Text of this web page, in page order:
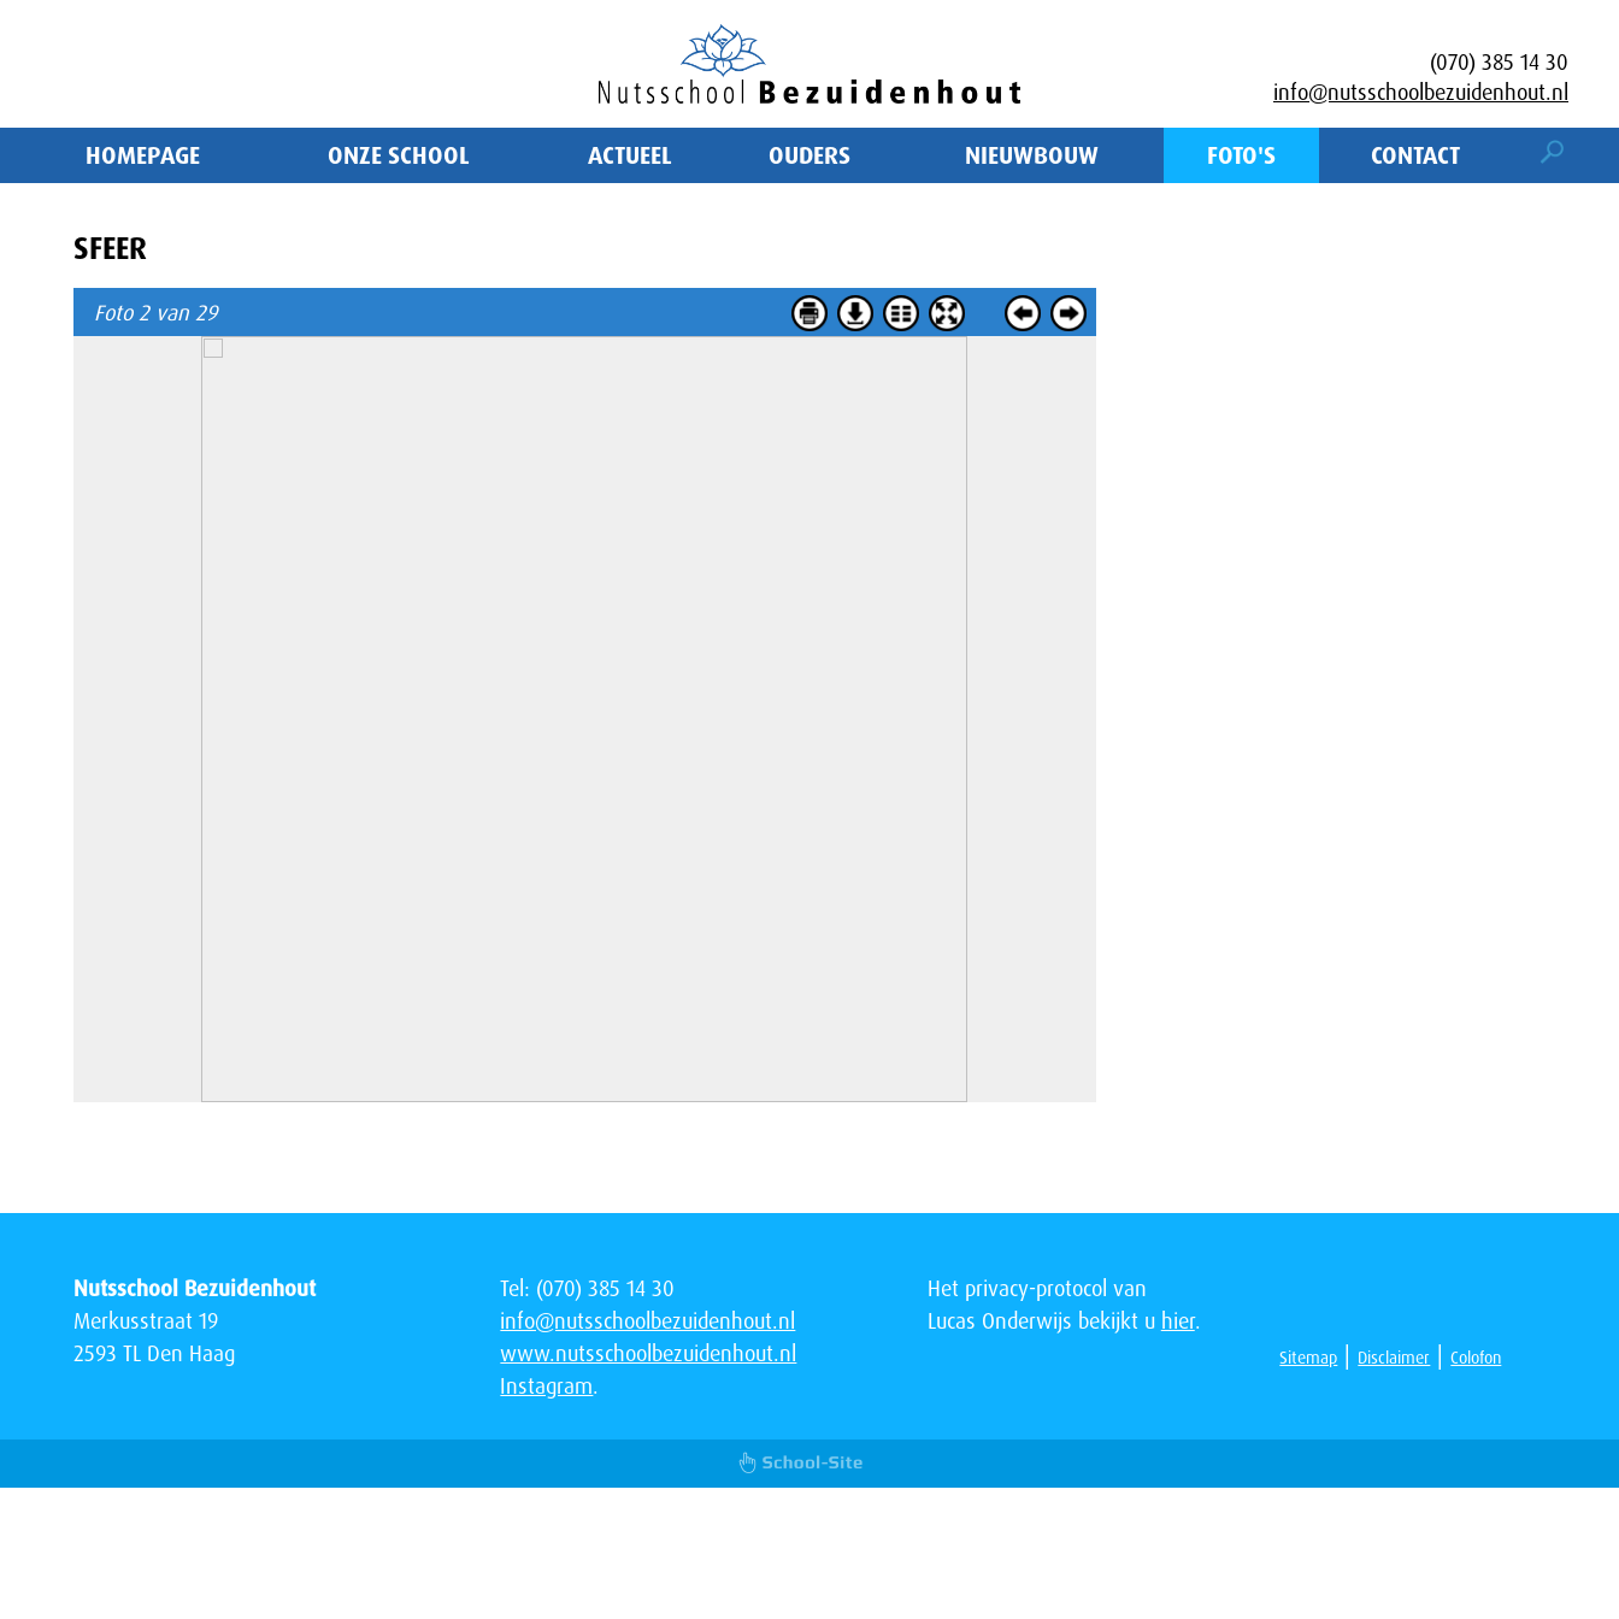
(070) 385 14 30
info@nutsschoolbezuidenhout.nl
HOMEPAGE ONZE SCHOOL ACTUEEL OUDERS NIEUWBOUW FOTO'S CONTACT
SFEER
Foto 2 van 29
Nutsschool Bezuidenhout
Merkusstraat 19
2593 TL Den Haag
Tel: (070) 385 14 30
info@nutsschoolbezuidenhout.nl
www.nutsschoolbezuidenhout.nl
Instagram.
Het privacy-protocol van
Lucas Onderwijs bekijkt u hier.
Sitemap | Disclaimer |Colofon